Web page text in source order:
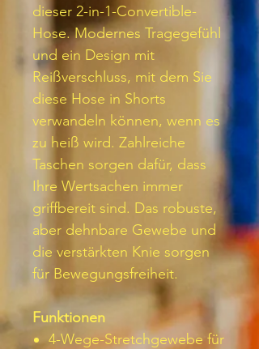
dieser 2-in-1-Convertible-
Hose. Modernes Tragegefühl
und ein Design mit
Reißverschluss, mit dem Sie
diese Hose in Shorts
verwandeln können, wenn es
zu heiß wird. Zahlreiche
Taschen sorgen dafür, dass
Ihre Wertsachen immer
griffbereit sind. Das robuste,
aber dehnbare Gewebe und
die verstärkten Knie sorgen
für Bewegungsfreiheit.
Funktionen
4-Wege-Stretchgewebe für